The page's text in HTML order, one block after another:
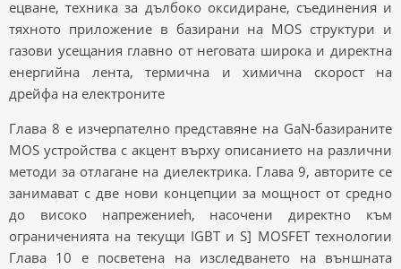
ецване, техника за дълбоко оксидиране, съединения и
тяхното приложение в базирани на MOS структури и
газови усещания главно от неговата широка и директна
енергийна лента, термична и химична скорост на
дрейфа на електроните
Глава 8 е изчерпателно представяне на GaN-базираните
MOS устройства с акцент върху описанието на различни
методи за отлагане на диелектрика. Глава 9, авторите се
занимават с две нови концепции за мощност от средно
до високо напрежениеh, насочени директно към
ограниченията на текущи IGBT и S] MOSFET технологии
Глава 10 е посветена на изследването на външната